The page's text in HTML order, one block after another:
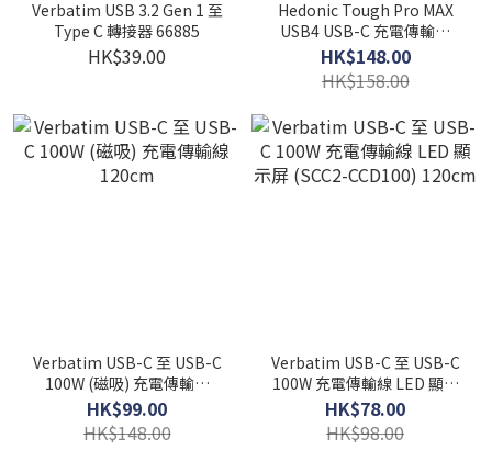
Verbatim USB 3.2 Gen 1 至
Type C 轉接器 66885
HK$39.00
Hedonic Tough Pro MAX
USB4 USB-C 充電傳輸線
240W 200cm
HK$148.00
HK$158.00
Verbatim USB-C 至 USB-C
100W (磁吸) 充電傳輸線
120cm
HK$99.00
HK$148.00
Verbatim USB-C 至 USB-C
100W 充電傳輸線 LED 顯示
屏 (SCC2-CCD100) 120cm
HK$78.00
HK$98.00